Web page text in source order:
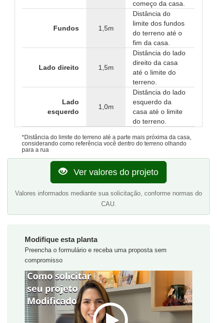
começo da casa.
Fundos 1,5m
Distância do
limite dos fundos
do terreno até o
fim da casa.
Lado direito 1,5m
Distância do lado
direito da casa
até o limite do
terreno.
Lado
esquerdo
1,0m
Distância do lado
esquerdo da
casa até o limite
do terreno.
*Distância do limite do terreno até a parte mais próxima da casa,
considerando como referência você dentro do terreno olhando
para a rua
Ver valores do projeto
Valores informados mediante sua solicitação, conforme normas do
CAU.
Modifique esta planta
Preencha o formulário e receba uma proposta sem
compromisso